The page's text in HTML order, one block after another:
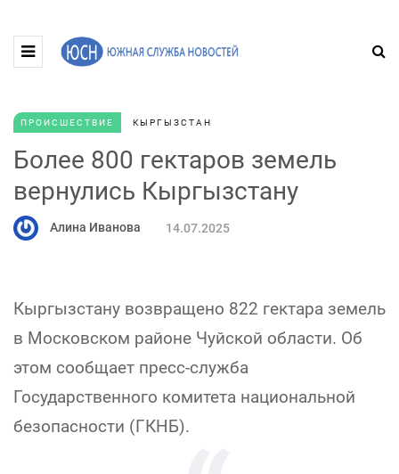
ПРОИСШЕСТВИЕ КЫРГЫЗСТАН
Более 800 гектаров земель
вернулись Кыргызстану
Алина Иванова 14.07.2025
Кыргызстану возвращено 822 гектара земель
в Московском районе Чуйской области. Об
этом сообщает пресс-служба
Государственного комитета национальной
безопасности (ГКНБ).